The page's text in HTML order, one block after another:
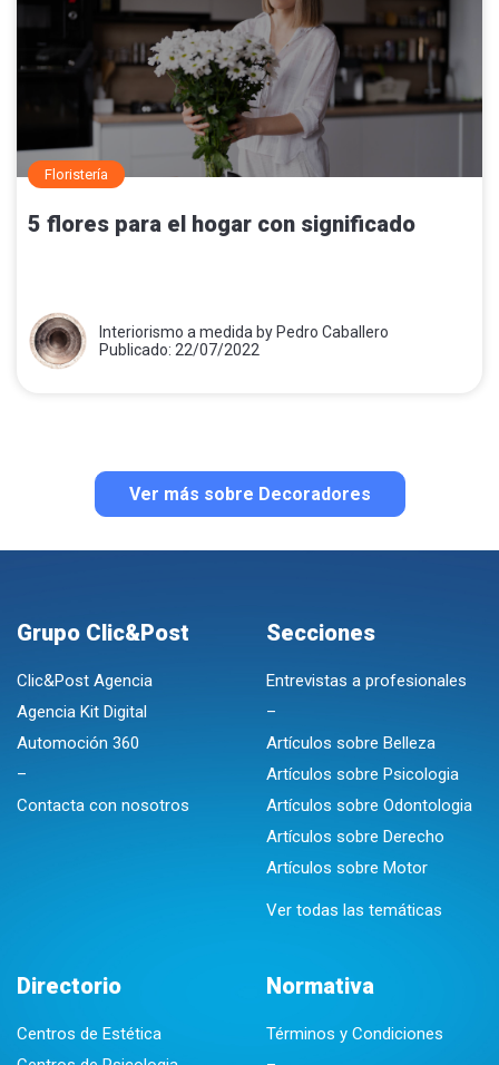
Floristería
5 flores para el hogar con significado
Interiorismo a medida by Pedro Caballero
Publicado: 22/07/2022
Ver más sobre Decoradores
Grupo Clic&Post
Clic&Post Agencia
Agencia Kit Digital
Automoción 360
–
Contacta con nosotros
Secciones
Entrevistas a profesionales
–
Artículos sobre Belleza
Artículos sobre Psicologia
Artículos sobre Odontologia
Artículos sobre Derecho
Artículos sobre Motor
Ver todas las temáticas
Directorio
Centros de Estética
Normativa
Términos y Condiciones